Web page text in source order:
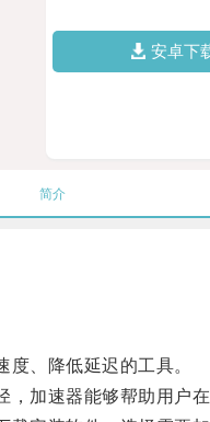
安卓下
简介
、降低延迟的工具。
加速器能够帮助用户在